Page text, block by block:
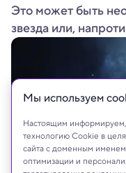
Это может быть
звезда или,
Мы используем
Настоящим
технологию Cookie в
сайта с доменным именем
оптимизации и